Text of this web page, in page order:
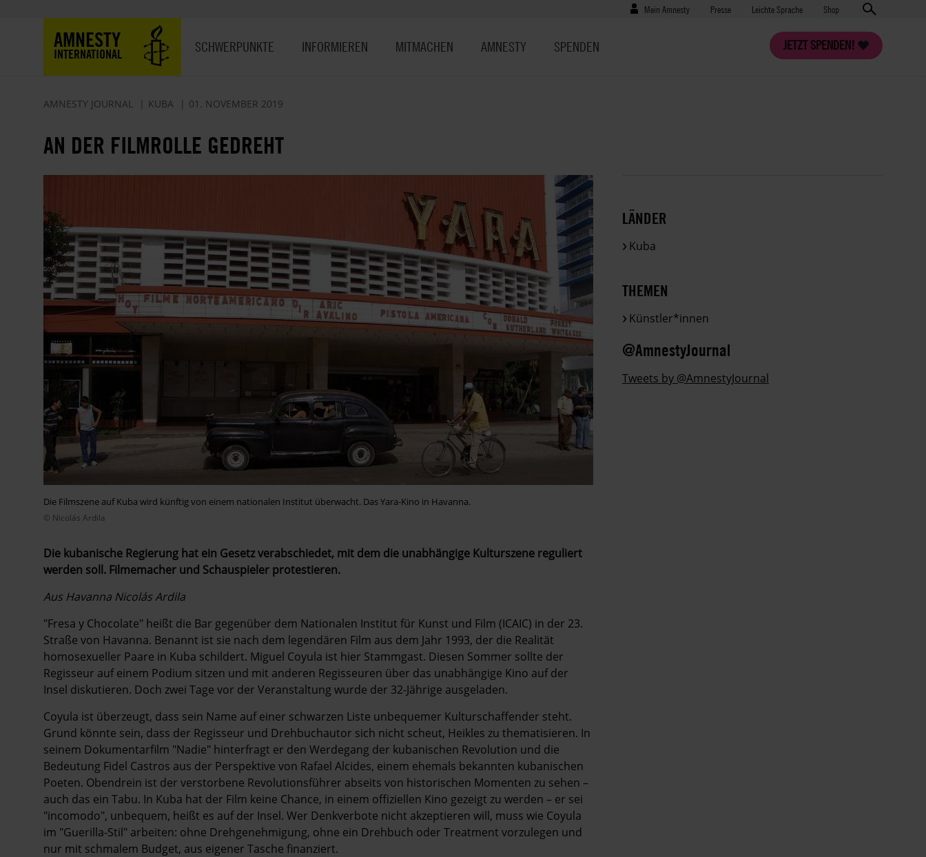
Benutzermenü
Mein Amnesty Presse
Presse Leichte Sprache Shop
AMNESTY
INTERNATIONAL
JETZT SPENDEN!
SCHWERPUNKTE INFORMIEREN MITMACHEN AMNESTY SPENDEN
AMNESTY JOURNAL KUBA 01. NOVEMBER 2019
AN DER FILMROLLE GEDREHT
Die Filmszene auf Kuba wird künftig von einem nationalen Institut überwacht. Das Yara-Kino in Havanna.
© Nicolás Ardila
Die kubanische Regierung hat ein Gesetz verabschiedet, mit dem die unabhängige Kulturszene reguliert
werden soll. Filmemacher und Schauspieler protestieren.
Aus Havanna Nicolás Ardila
"Fresa y Chocolate" heißt die Bar gegenüber dem Nationalen Institut für Kunst und Film (ICAIC) in der 23.
Straße von Havanna. Benannt ist sie nach dem legendären Film aus dem Jahr 1993, der die Realität
homosexueller Paare in Kuba schildert. Miguel Coyula ist hier Stammgast. Diesen Sommer sollte der
Regisseur auf einem Podium sitzen und mit anderen Regisseuren über das unabhängige Kino auf der
Insel diskutieren. Doch zwei Tage vor der Veranstaltung wurde der 32-Jährige ausgeladen.
Coyula ist überzeugt, dass sein Name auf einer schwarzen Liste unbequemer Kulturschaffender steht.
Grund könnte sein, dass der Regisseur und Drehbuchautor sich nicht scheut, Heikles zu thematisieren. In
seinem Dokumentarfilm "Nadie" hinterfragt er den Werdegang der kubanischen Revolution und die
Bedeutung Fidel Castros aus der Perspektive von Rafael Alcides, einem ehemals bekannten kubanischen
Poeten. Obendrein ist der verstorbene Revolutionsführer abseits von historischen Momenten zu sehen –
auch das ein Tabu. In Kuba hat der Film keine Chance, in einem offiziellen Kino gezeigt zu werden – er sei
"incomodo", unbequem, heißt es auf der Insel. Wer Denkverbote nicht akzeptieren will, muss wie Coyula
im "Guerilla-Stil" arbeiten: ohne Drehgenehmigung, ohne ein Drehbuch oder ­Treatment vorzulegen und
nur mit schmalem Budget, aus eigener Tasche finanziert.
LÄNDER
Kuba
THEMEN
Künstler*innen
@AmnestyJournal
Tweets by @AmnestyJournal